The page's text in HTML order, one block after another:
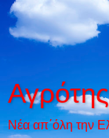
Αγρότης
Νέα απ΄όλη την